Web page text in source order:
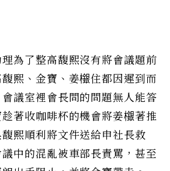
為了整高馥熙沒有將會議題前
熙、金寶、姜檭住都因遲到而
議室裡會長問的問題無人能答
著收咖啡杯的機會將姜檭著推
熙順利將文件送給申社長救
中的混亂被車部長責罵，甚至